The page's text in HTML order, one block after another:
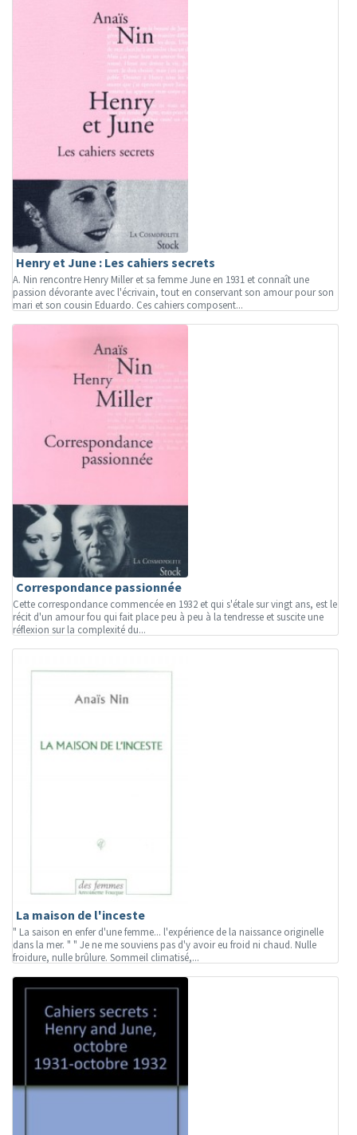
Henry et June : Les cahiers secrets
A. Nin rencontre Henry Miller et sa femme June en 1931 et connaît une
passion dévorante avec l'écrivain, tout en conservant son amour pour son
mari et son cousin Eduardo. Ces cahiers composent...
Correspondance passionnée
Cette correspondance commencée en 1932 et qui s'étale sur vingt ans, est le
récit d'un amour fou qui fait place peu à peu à la tendresse et suscite une
réflexion sur la complexité du...
La maison de l'inceste
" La saison en enfer d'une femme... l'expérience de la naissance originelle
dans la mer. " " Je ne me souviens pas d'y avoir eu froid ni chaud. Nulle
froidure, nulle brûlure. Sommeil climatisé,...